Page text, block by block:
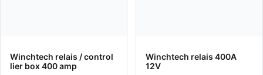
Winchtech relais / control
lier box 400 amp
Winchtech relais 400A
12V